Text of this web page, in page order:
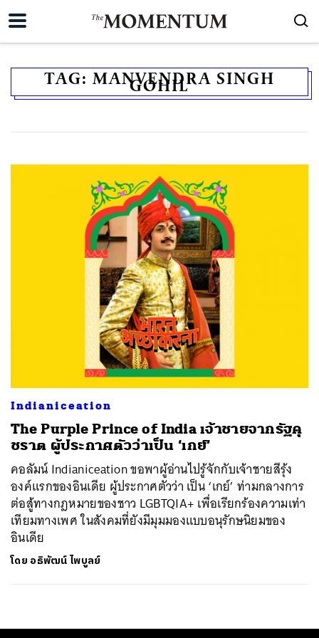
TAG: MANVENDRA SINGH
GOHIL
Indianiceation
The Purple Prince of India เจ้าชายจากรัฐคุ
ชราต ผู้ประกาศตัวว่าเป็น ‘เกย์’
คอลัมน์ Indianiceation ขอพาผู้อ่านไปรู้จักกับเจ้าชายสีรุ้ง
องค์แรกของอินเดีย ผู้ประกาศตัวว่า เป็น ‘เกย์’ ท่ามกลางการ
ต่อสู้ทางกฎหมายของชาว LGBTQIA+ เพื่อเรียกร้องความเท่า
เทียมทางเพศ ในสังคมที่ยังมีมุมมองแบบอนุรักษนิยมของ
อินเดีย
โดย อธิพัฒน์ ไพบูลย์
SHARE TWEET LINE EMAIL